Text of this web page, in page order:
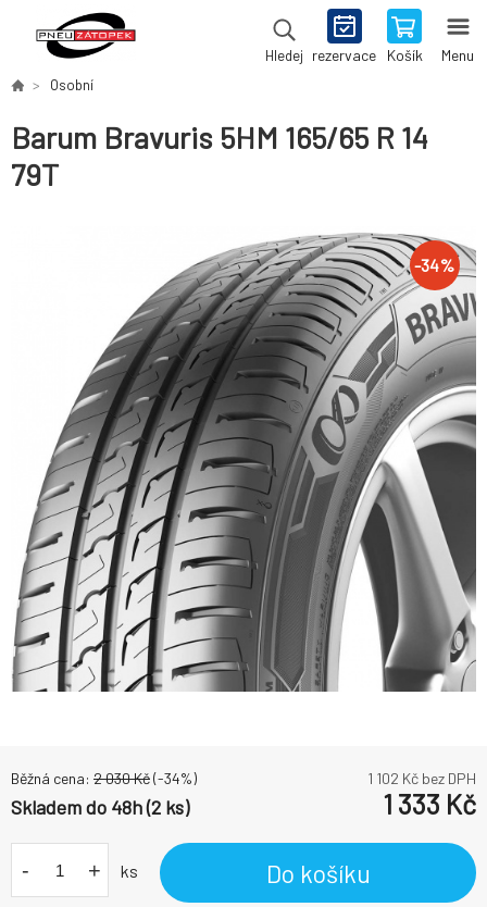
Hledej rezervace Košík Menu
Osobní
Barum Bravuris 5HM 165/65 R 14
79T
-34%
Běžná cena: 2 030Kč(-34%) 1 102 Kč bez DPH
Skladem do 48h (2 ks) 1 333 Kč
- + ks Do košíku